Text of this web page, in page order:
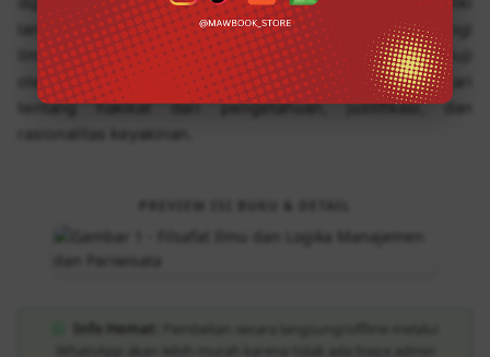
landasan ontologis, epistemologi, dan aksiologi. Ontologi
ilmu mencakup seluruh aspek kehidupan yang dapat diuji
oleh pancaindra manusia. Epistemologi mempelajari
tentang hakikat dari pengetahuan, justifikasi, dan
Info Hemat: